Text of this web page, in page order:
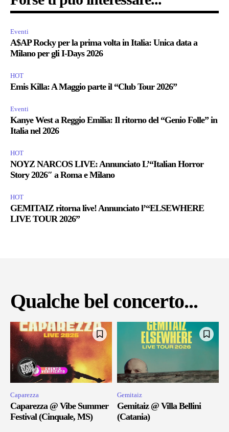
Eventi
A$AP Rocky per la prima volta in Italia: Unica data a
Milano per gli I-Days 2026
HOT
Emis Killa: A Maggio parte il “Club Tour 2026”
Eventi
Kanye West a Reggio Emilia: Il ritorno del “Genio Folle” in
Italia nel 2026
HOT
NOYZ NARCOS LIVE: Annunciato L’“Italian Horror
Story 2026″ a Roma e Milano
HOT
GEMITAIZ ritorna live! Annunciato l’“ELSEWHERE
LIVE TOUR 2026”
Qualche bel concerto...
Caparezza
Caparezza @ Vibe Summer
Festival (Cinquale, MS)
Gemitaiz
Gemitaiz @ Villa Bellini
(Catania)